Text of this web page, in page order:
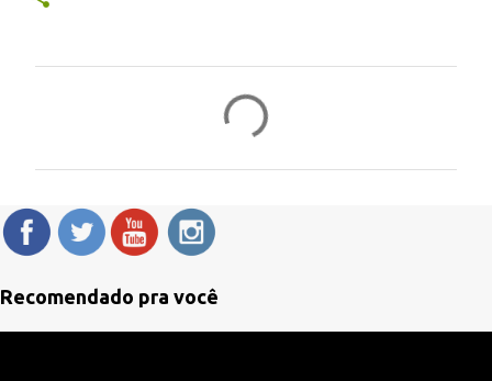
n
t
Recomendado pra você